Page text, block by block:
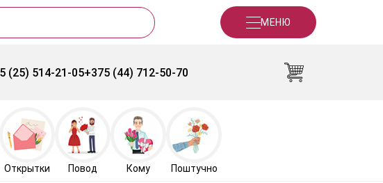
МЕНЮ
(25) 514-21-05+375 (44) 712-50-70
Открытки Повод Кому Поштучно